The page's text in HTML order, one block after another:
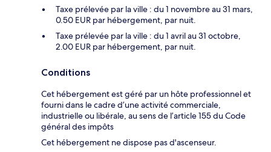
Taxe prélevée par la ville : du 1 novembre au 31 mars,
0.50 EUR par hébergement, par nuit.
Taxe prélevée par la ville : du 1 avril au 31 octobre,
2.00 EUR par hébergement, par nuit.
Conditions
Cet hébergement est géré par un hôte professionnel et
fourni dans le cadre d’une activité commerciale,
industrielle ou libérale, au sens de l’article 155 du Code
général des impôts
Cet hébergement ne dispose pas d'ascenseur.